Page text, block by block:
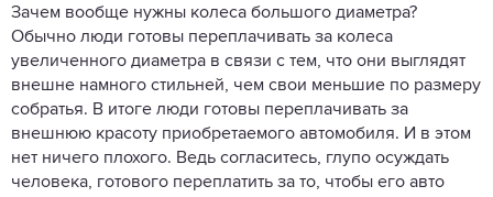
Зачем вообще нужны колеса большого диаметра?
Обычно люди готовы переплачивать за колеса
увеличенного диаметра в связи с тем, что они выглядят
внешне намного стильней, чем свои меньшие по размеру
собратья. В итоге люди готовы переплачивать за
внешнюю красоту приобретаемого автомобиля. И в этом
нет ничего плохого. Ведь согласитесь, глупо осуждать
человека, готового переплатить за то, чтобы его авто